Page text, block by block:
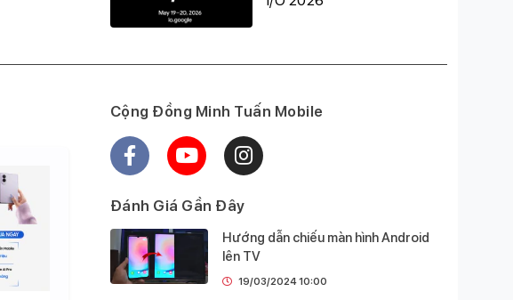
Cộng Đồng Minh Tuấn Mobile
Đánh Giá Gần Đây
19/03/2024 10:00
Hướng dẫn chiếu màn hình Android
lên TV